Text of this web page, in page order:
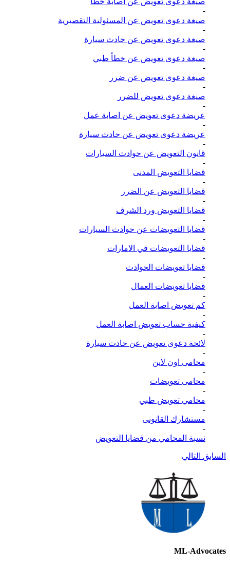
-
صيغة دعوى تعويض عن المسئولية التقصيرية
-
صيغة دعوى تعويض عن حادث سيارة
-
صيغة دعوى تعويض عن خطأ طبي
-
صيغة دعوى تعويض عن ضرر
-
صيغة دعوى تعويض للضرر
-
عريضة دعوى تعويض عن اصابة عمل
-
عريضة دعوى تعويض عن حادث سيارة
-
قانون التعويض عن حوادث السيارات
-
قضايا التعويض المدنى
-
قضايا التعويض عن الضرر
-
قضايا التعويض ورد الشرف
-
قضايا التعويضات عن حوادث السيارات
-
قضايا التعويضات في الامارات
-
قضايا تعويضات الحوادث
-
قضايا تعويضات العمال
-
كم تعويض اصابة العمل
-
كيفية حساب تعويض اصابة العمل
-
لائحة دعوى تعويض عن حادث سيارة
-
محامى اون لاين
-
محامى تعويضات
-
محامي تعويض طبي
-
مستشارك القانونى
-
نسبة المحامي من قضايا التعويض
السابق التالي
ML-Advocates